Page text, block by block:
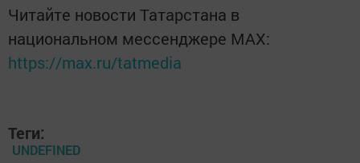
Читайте новости Татарстана в
национальном мессенджере MАХ:
https://max.ru/tatmedia
Теги:
UNDEFINED